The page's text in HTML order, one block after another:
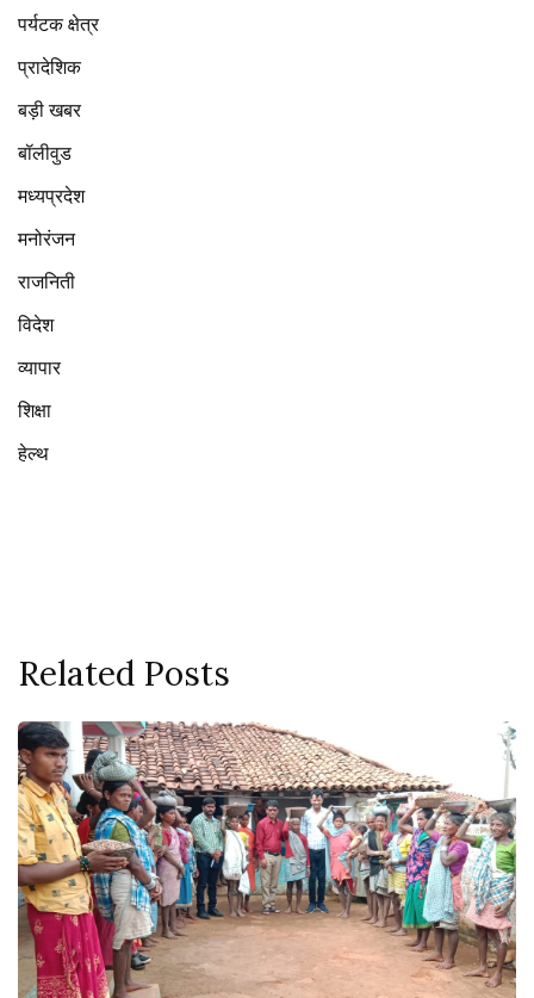
पर्यटक क्षेत्र
प्रादेशिक
बड़ी खबर
बॉलीवुड
मध्यप्रदेश
मनोरंजन
राजनिती
विदेश
व्यापार
शिक्षा
हेल्थ
Related Posts